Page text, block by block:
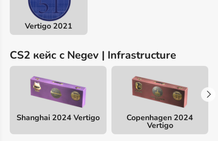
Vertigo 2021
CS2 кейс c Negev | Infrastructure
Shanghai 2024 Vertigo Copenhagen 2024
Vertigo